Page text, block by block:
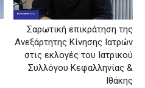
Σαρωτική επικράτηση της
Ανεξάρτητης Κίνησης Ιατρών
στις εκλογές του Ιατρικού
Συλλόγου Κεφαλληνίας &
Ιθάκης